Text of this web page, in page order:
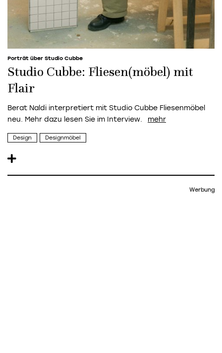
Porträt über Studio Cubbe
Studio Cubbe: Fliesen(möbel) mit
Flair
Berat Naldi interpretiert mit Studio Cubbe Fliesenmöbel
neu. Mehr dazu lesen Sie im Interview.
Design Designmöbel
Werbung